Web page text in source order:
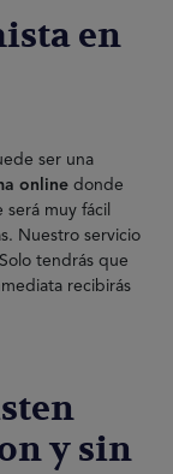
en
ser una
online donde
muy fácil
Nuestro servicio
tendrás que
recibirás
y sin